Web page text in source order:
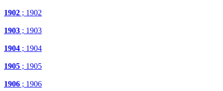
1902 ; 1902
1903 ; 1903
1904 ; 1904
1905 ; 1905
1906 ; 1906